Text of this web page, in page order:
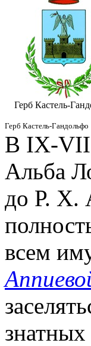
Герб Кастель-
Герб Кастель-Гандольфо
В IX-VII
Альба
до Р. Х.
всем